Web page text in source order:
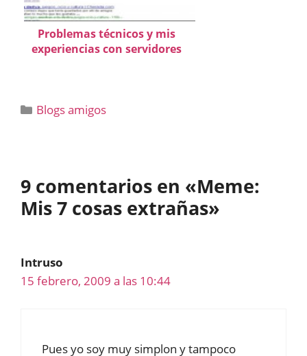
Problemas técnicos y mis
experiencias con servidores
Categorías
Blogs amigos
9 comentarios en «Meme:
Mis 7 cosas extrañas»
Intruso
15 febrero, 2009 a las 10:44
Pues yo soy muy simplon y tampoco